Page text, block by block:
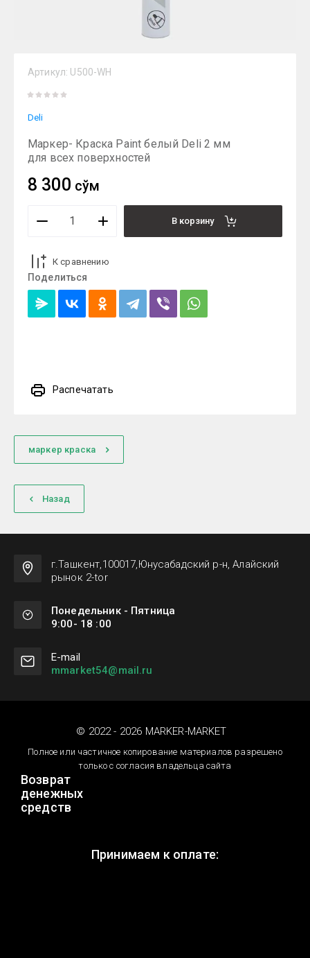
Артикул: U500-WH
Deli
Маркер- Краска Paint белый Deli 2 мм
для всех поверхностей
8 300 сўм
В корзину
К сравнению
Поделиться
Распечатать
маркер краска
Назад
г.Ташкент,100017,Юнусабадский р-н, Алайский
рынок 2-tor
Понедельник - Пятница
9:00- 18 :00
Е-mail
mmarket54@mail.ru
© 2022 - 2026 MARKER-MARKET
Полное или частичное копирование материалов разрешено
только с согласия владельца сайта
Возврат
денежных
средств
Принимаем к оплате: